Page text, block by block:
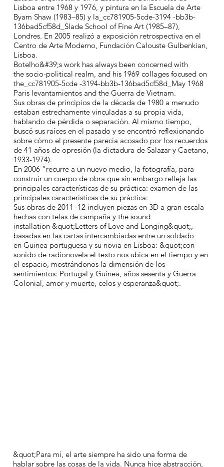
Lisboa entre 1968 y 1976, y pintura en la Escuela de Arte
Byam Shaw (1983–85) y la_cc781905-5cde-3194 -bb3b-
136bad5cf58d_Slade School of Fine Art (1985–87),
Londres. En 2005 realizó a exposición retrospectiva en el
Centro de Arte Moderno, Fundación Calouste Gulbenkian,
Lisboa.
Botelho&#39;s work has always been concerned with
the socio-political realm, and his 1969 collages focused on
the_cc781905-5cde -3194-bb3b-136bad5cf58d_May 1968
Paris levantamientos and the Guerra de Vietnam.
Sus obras de principios de la década de 1980 a menudo
estaban estrechamente vinculadas a su propia vida,
hablando de pérdida o separación. Al mismo tiempo,
buscó sus raíces en el pasado y se encontró reflexionando
sobre cómo el presente parecía acosado por los recuerdos
de 41 años de opresión (la dictadura de Salazar y Caetano,
1933-1974).
En 2006 “recurre a un nuevo medio, la fotografía, para
construir un cuerpo de obra que sin embargo refleja las
principales características de su práctica: examen de las
principales características de su práctica:
Sus obras de 2011–12 incluyen piezas en 3D a gran escala
hechas con telas de campaña y the sound
installation &quot;Letters of Love and Longing&quot;,
basadas en las cartas intercambiadas entre un soldado
en Guinea portuguesa y su novia en Lisboa: &quot;con
sonido de radionovela el texto nos ubica en el tiempo y en
el espacio, mostrándonos la dimensión de los
sentimientos: Portugal y Guinea, años sesenta y Guerra
Colonial, amor y muerte, celos y esperanza&quot;.
&quot;Para mí, el arte siempre ha sido una forma de
hablar sobre las cosas de la vida. Nunca hice abstracción,